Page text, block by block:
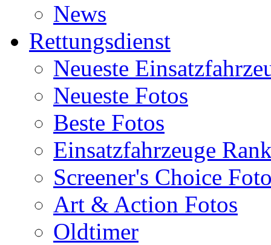
News
Rettungsdienst
Neueste
Neueste Fotos
Beste Fotos
Einsatzfahrzeuge
Screener's Choice
Art & Action Fotos
Oldtimer